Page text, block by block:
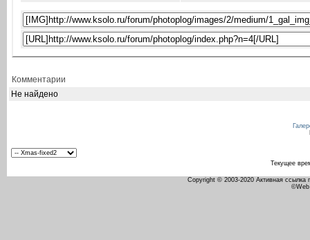
Комментарии
Не найдено
Текущее
Copyright © 2003-2020 Активная ссылка